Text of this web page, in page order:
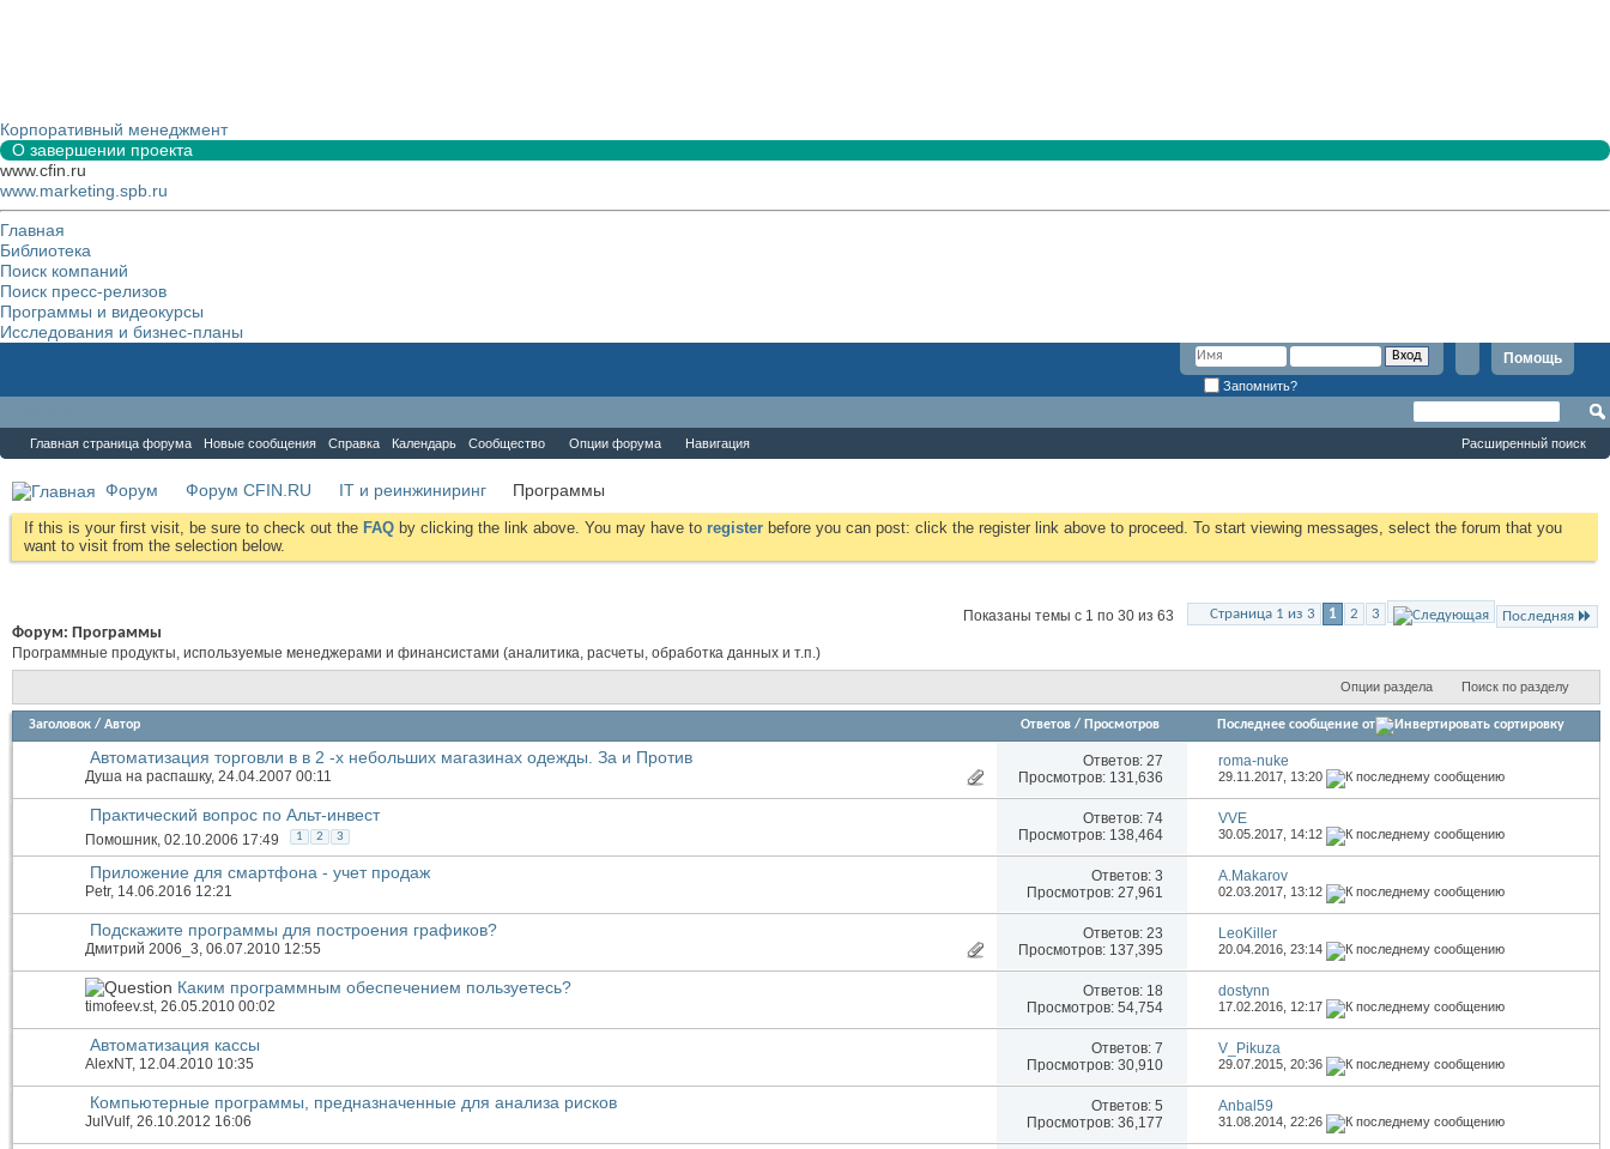
Корпоративный менеджмент
О завершении проекта
www.cfin.ru
www.marketing.spb.ru
Главная
Библиотека
Поиск компаний
Поиск пресс-релизов
Программы и видеокурсы
Исследования и бизнес-планы
Помощь
Запомнить?
Главная страница форума Новые сообщения Справка Календарь Сообщество Опции форума Навигация Расширенный поиск
Форум Форум CFIN.RU IT и реинжиниринг Программы
If this is your first visit, be sure to check out the FAQ by clicking the link above. You may have to register before you can post: click the register link above to proceed. To start viewing messages, select the forum that you
want to visit from the selection below.
Страница 1 из 3 1 2 3 Последняя
Показаны темы с 1 по 30 из 63
Форум: Программы
Программные продукты, используемые менеджерами и финансистами (аналитика, расчеты, обработка данных и т.п.)
Опции раздела Поиск по разделу
Заголовок / Автор Ответов / Просмотров Последнее сообщение от
Автоматизация торговли в в 2 -х небольших магазинах одежды. За и Против
Душа на распашку, 24.04.2007 00:11
Ответов: 27
Просмотров: 131,636
roma-nuke
29.11.2017, 13:20
Практический вопрос по Альт-инвест
Помошник, 02.10.2006 17:49 1 2 3
Ответов: 74
Просмотров: 138,464
VVE
30.05.2017, 14:12
Приложение для смартфона - учет продаж
Petr, 14.06.2016 12:21
Ответов: 3
Просмотров: 27,961
A.Makarov
02.03.2017, 13:12
Подскажите программы для построения графиков?
Дмитрий 2006_3, 06.07.2010 12:55
Ответов: 23
Просмотров: 137,395
LeoKiller
20.04.2016,23:14
Каким программным обеспечением пользуетесь?
timofeev.st, 26.05.2010 00:02
Ответов: 18
Просмотров: 54,754
dostynn
17.02.2016, 12:17
Автоматизация кассы
AlexNT, 12.04.2010 10:35
Ответов: 7
Просмотров: 30,910
V_Pikuza
29.07.2015,20:36
Компьютерные программы, предназначенные для анализа рисков
JulVulf, 26.10.2012 16:06
Ответов: 5
Просмотров: 36,177
Anbal59
31.08.2014,22:26